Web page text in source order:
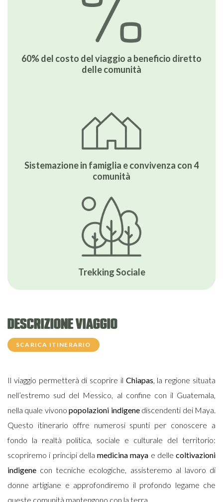
60% del costo del viaggio a beneficio diretto
delle comunità
Sistemazione in famiglia e convivenza con 4
comunità
Trekking Sociale
DESCRIZIONE VIAGGIO
SCARICA ITINERARIO
Il viaggio permetterà di scoprire il Chiapas, la regione situata
nell’estremo sud del Messico, al confine con il Guatemala,
nella quale vivonopopolazioni indigenediscendenti dei Maya.
Questo itinerario offre numerosi spunti per conoscere a
fondo la realtà politica, sociale e culturale del territorio:
scopriremo i principi della medicina maya e delle coltivazioni
indigene con tecniche ecologiche, assisteremo al lavoro di
donne artigiane e approfondiremo il profondo legame che
queste comunità mantengono con la terra.